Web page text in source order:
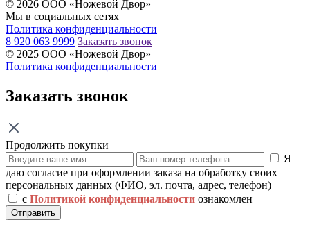
© 2026 ООО «Ножевой Двор»
Мы в социальных сетях
Политика конфиденциальности
8 920 063 9999 Заказать звонок
© 2025 ООО «Ножевой Двор»
Политика конфиденциальности
Заказать звонок
Продолжить покупки
Я
даю согласие при оформлении заказа на обработку своих
персональных данных (ФИО, эл. почта, адрес, телефон)
с Политикой конфиденциальности ознакомлен